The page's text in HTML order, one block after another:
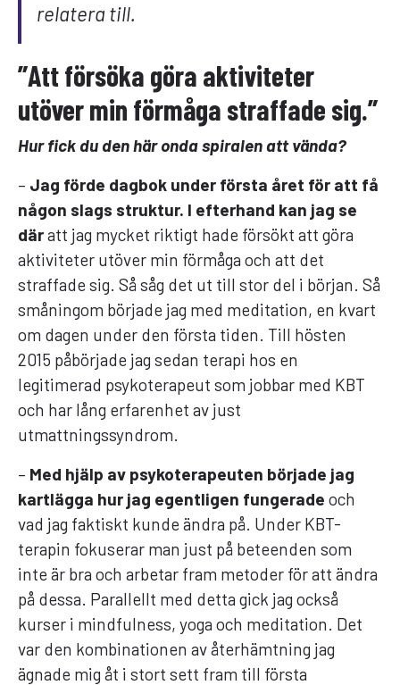
relatera till.
”Att försöka göra aktiviteter
utöver min förmåga straffade sig.”
Hur fick du den här onda spiralen att vända?
– Jag förde dagbok under första året för att få
någon slags struktur. I efterhand kan jag se
däratt jag mycket riktigt hade försökt att göra
aktiviteter utöver min förmåga och att det
straffade sig. Så såg det ut till stor del i början. Så
småningom började jag med meditation, en kvart
om dagen under den första tiden. Till hösten
2015 påbörjade jag sedan terapi hos en
legitimerad psykoterapeut som jobbar med KBT
och har lång erfarenhet av just
utmattningssyndrom.
– Med hjälp av psykoterapeuten började jag
kartlägga hur jag egentligen fungerade och
vad jag faktiskt kunde ändra på. Under KBT-
terapin fokuserar man just på beteenden som
inte är bra och arbetar fram metoder för att ändra
på dessa. Parallellt med detta gick jag också
kurser i mindfulness, yoga och meditation. Det
var den kombinationen av återhämtning jag
ägnade mig åt i stort sett fram till första